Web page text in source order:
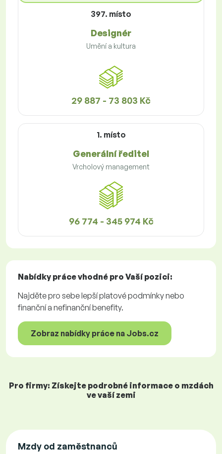
397. místo
Designér
Umění a kultura
29 887 - 73 803 Kč
1. místo
Generální ředitel
Vrcholový management
96 774 - 345 974 Kč
Nabídky prácevhodné pro Vaší pozici:
Najděte pro sebe lepší platové podmínky nebo
finanční a nefinanční benefity.
Zobraz nabídky práce na Jobs.cz
Pro firmy: Získejte podrobné informace o mzdách
ve vaší zemi
Mzdy od zaměstnanců